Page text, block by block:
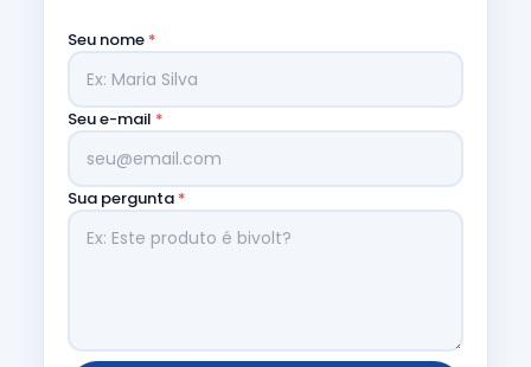
Seu nome *
Seu e-mail *
Sua pergunta *